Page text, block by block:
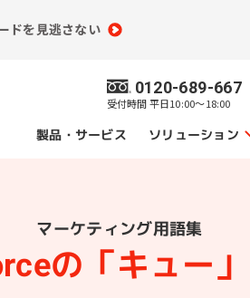
ドを見逃さない
0120-689-667
受付時間 平日10:00～18:00
製品・サービス ソリューション
ーション
マーケティング用語集
の「キュー